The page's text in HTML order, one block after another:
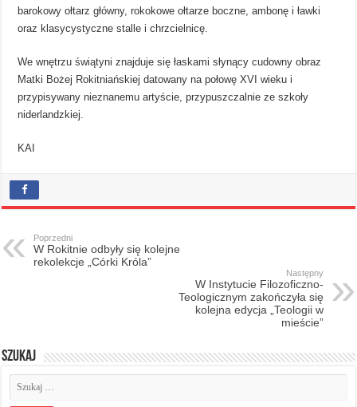
barokowy ołtarz główny, rokokowe ołtarze boczne, ambonę i ławki
oraz klasycystyczne stalle i chrzcielnicę.
We wnętrzu świątyni znajduje się łaskami słynący cudowny obraz
Matki Bożej Rokitniańskiej datowany na połowę XVI wieku i
przypisywany nieznanemu artyście, przypuszczalnie ze szkoły
niderlandzkiej.
KAI
Poprzedni
W Rokitnie odbyły się kolejne
rekolekcje „Córki Króla”
Następny
W Instytucie Filozoficzno-
Teologicznym zakończyła się
kolejna edycja „Teologii w
mieście”
Szukaj